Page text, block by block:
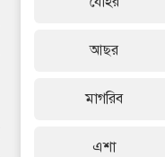
আছর
মাগরিব
এশা